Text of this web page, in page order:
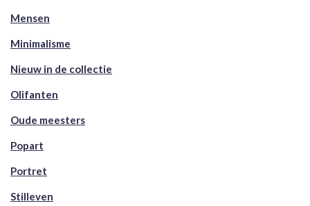
Mensen
Minimalisme
Nieuw in de collectie
Olifanten
Oude meesters
Popart
Portret
Stilleven